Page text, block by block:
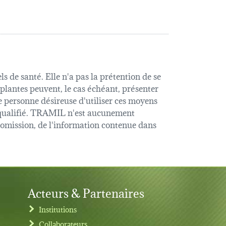
de santé. Elle n'a pas la prétention de se
peuvent, le cas échéant, présenter
désireuse d'utiliser ces moyens
TRAMIL n'est aucunement
de l'information contenue dans
Acteurs & Partenaires
Institutions